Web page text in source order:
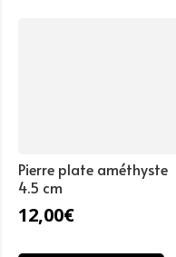
Pierre plate améthyste
4.5 cm
12,00€